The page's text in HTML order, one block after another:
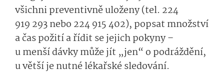
všichni preventivně uloženy (tel. 224
919 293 nebo 224 915 402), popsat množství
a čas požití a řídit se jejich pokyny –
u menší dávky může jít „jen“ o podráždění,
u větší je nutné lékařské sledování.